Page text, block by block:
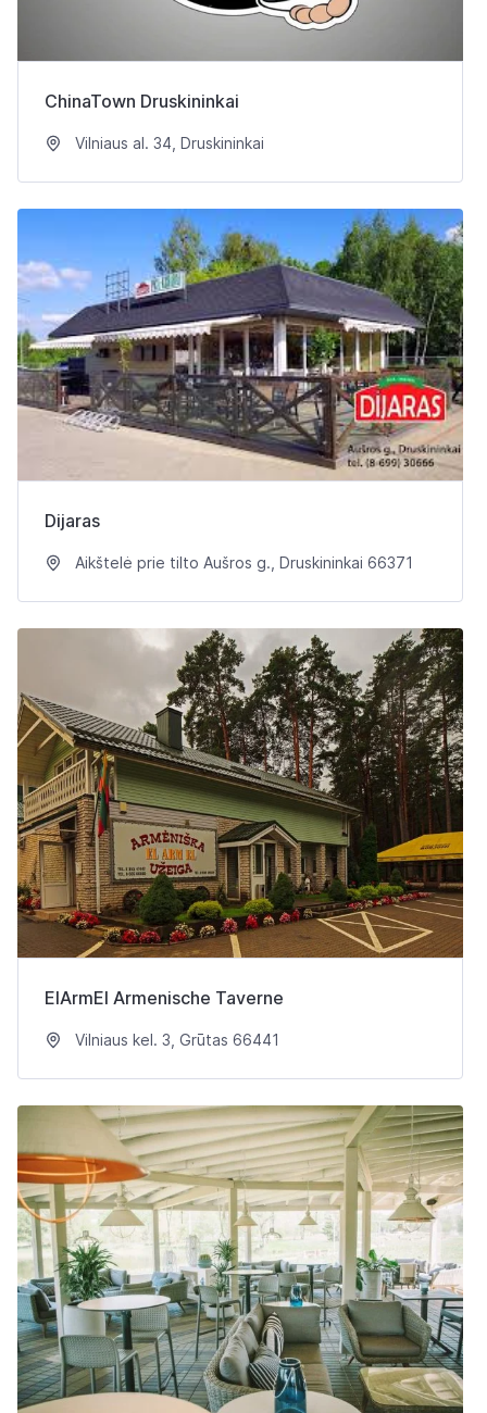
ChinaTown Druskininkai
Vilniaus al. 34, Druskininkai
Dijaras
Aikštelė prie tilto Aušros g., Druskininkai 66371
ElArmEl Armenische Taverne
Vilniaus kel. 3, Grūtas 66441